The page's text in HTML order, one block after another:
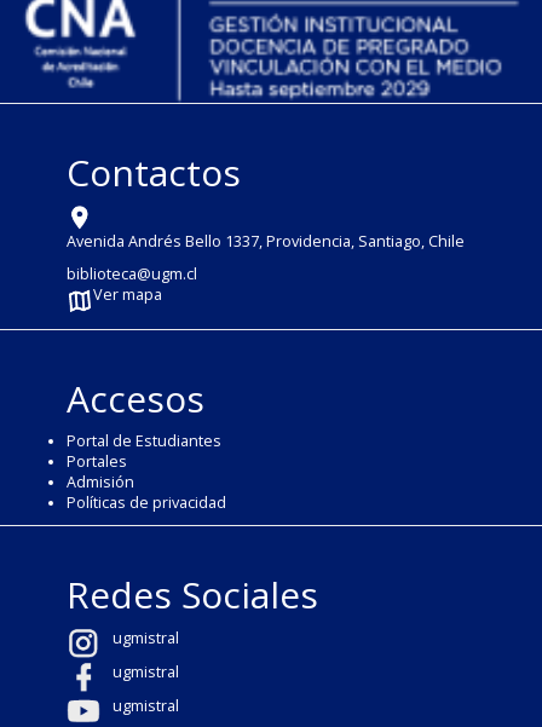
Contactos
Avenida Andrés Bello 1337, Providencia, Santiago, Chile
biblioteca@ugm.cl
Ver mapa
Accesos
Portal de Estudiantes
Portales
Admisión
Políticas de privacidad
Redes Sociales
ugmistral
ugmistral
ugmistral